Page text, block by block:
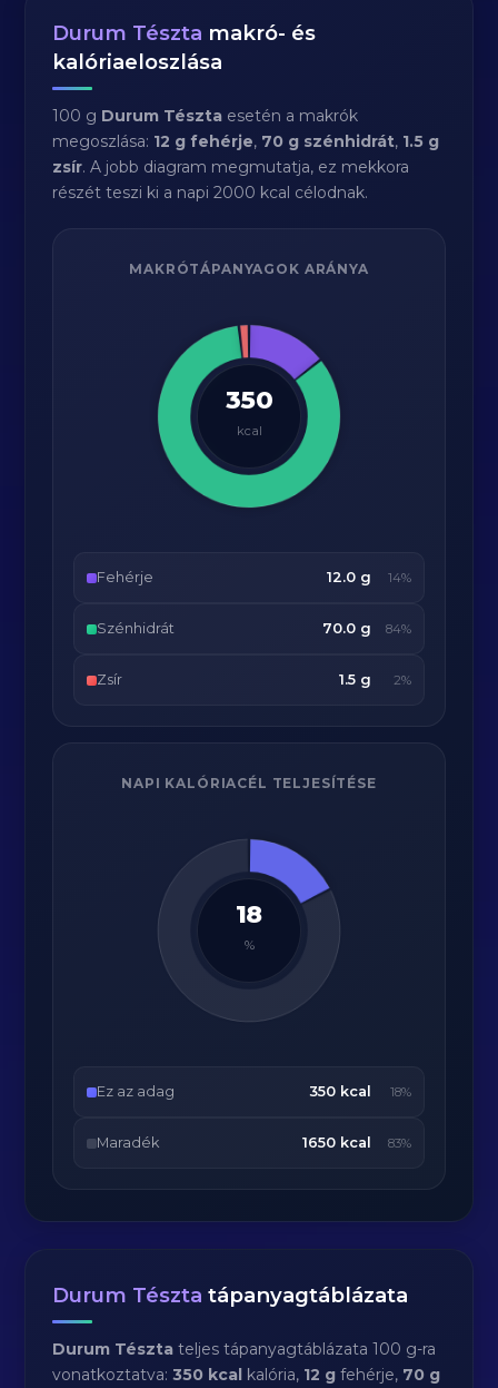
Durum Tészta makró- és
kalóriaeloszlása
100 g Durum Tészta esetén a makrók
megoszlása: 12 g fehérje, 70 g szénhidrát, 1.5 g
zsír. A jobb diagram megmutatja, ez mekkora
részét teszi ki a napi 2000 kcal célodnak.
MAKRÓTÁPANYAGOK ARÁNYA
350
kcal
Fehérje 12.0 g 14%
Szénhidrát 70.0 g 84%
Zsír 1.5 g 2%
NAPI KALÓRIACÉL TELJESÍTÉSE
18
%
Ez az adag 350 kcal 18%
Maradék 1650 kcal 83%
Durum Tészta tápanyagtáblázata
Durum Tészta teljes tápanyagtáblázata 100 g-ra
vonatkoztatva:350 kcal kalória, 12 g fehérje, 70 g